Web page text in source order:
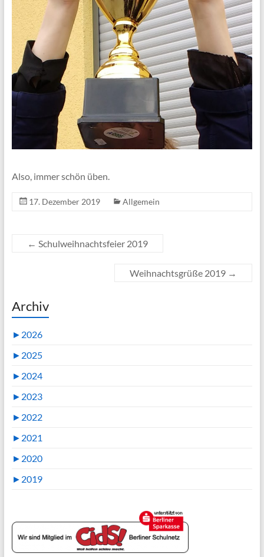
Also, immer schön üben.
17. Dezember 2019 Allgemein
← Schulweihnachtsfeier 2019
Weihnachtsgrüße 2019 →
Archiv
► 2026
► 2025
► 2024
► 2023
► 2022
► 2021
► 2020
► 2019